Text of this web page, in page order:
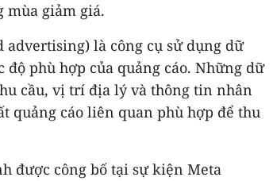
mùa giảm giá.
advertising) là công cụ sử dụng dữ
phù hợp của quảng cáo. Những dữ
cầu, vị trí địa lý và thông tin nhân
quảng cáo liên quan phù hợp để thu
được công bố tại sự kiện Meta